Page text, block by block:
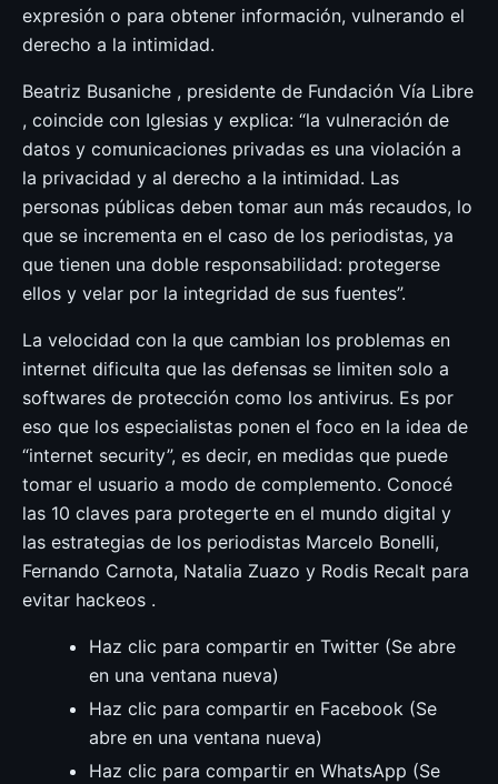
expresión o para obtener información, vulnerando el
derecho a la intimidad.
Beatriz Busaniche , presidente de Fundación Vía Libre
, coincide con Iglesias y explica: “la vulneración de
datos y comunicaciones privadas es una violación a
la privacidad y al derecho a la intimidad. Las
personas públicas deben tomar aun más recaudos, lo
que se incrementa en el caso de los periodistas, ya
que tienen una doble responsabilidad: protegerse
ellos y velar por la integridad de sus fuentes”.
La velocidad con la que cambian los problemas en
internet dificulta que las defensas se limiten solo a
softwares de protección como los antivirus. Es por
eso que los especialistas ponen el foco en la idea de
“internet security”, es decir, en medidas que puede
tomar el usuario a modo de complemento. Conocé
las 10 claves para protegerte en el mundo digital y
las estrategias de los periodistas Marcelo Bonelli,
Fernando Carnota, Natalia Zuazo y Rodis Recalt para
evitar hackeos .
Haz clic para compartir en Twitter (Se abre
en una ventana nueva)
Haz clic para compartir en Facebook (Se
abre en una ventana nueva)
Haz clic para compartir en WhatsApp (Se